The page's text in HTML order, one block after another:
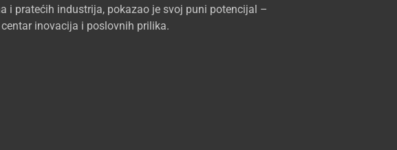
i pratećih industrija, pokazao je svoj puni potencijal –
inovacija i poslovnih prilika.